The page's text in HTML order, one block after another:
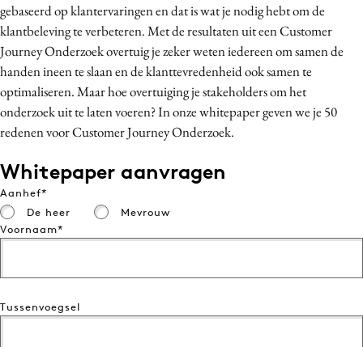
Influencer marketing
Interne communicatie
Martech
Media
Merkstrategie
PR
Purpose Marketing
Reputatie & crisis
gebaseerd op klantervaringen en dat is wat je nodig hebt om de
klantbeleving te verbeteren. Met de resultaten uit een Customer
Journey Onderzoek overtuig je zeker weten iedereen om samen de
handen ineen te slaan en de klanttevredenheid ook samen te
optimaliseren. Maar hoe overtuiging je stakeholders om het
onderzoek uit te laten voeren? In onze whitepaper geven we je 50
redenen voor Customer Journey Onderzoek.
Whitepaper aanvragen
Aanhef
De heer
Mevrouw
Voornaam
Tussenvoegsel